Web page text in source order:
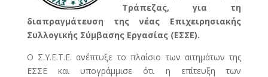
Τράπεζας, για τη
διαπραγμάτευση της νέας Επιχειρησιακής
Συλλογικής Σύμβασης Εργασίας (ΕΣΣΕ).
Ο Σ.Υ.Ε.Τ.Ε. ανέπτυξε το πλαίσιο των αιτημάτων της
ΕΣΣΕ και υπογράμμισε ότι η επίτευξη των